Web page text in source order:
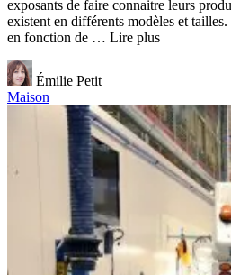
exposants de faire connaitre leurs
existent en différents modèles et
en fonction de … Lire plus
Émilie Petit
Maison